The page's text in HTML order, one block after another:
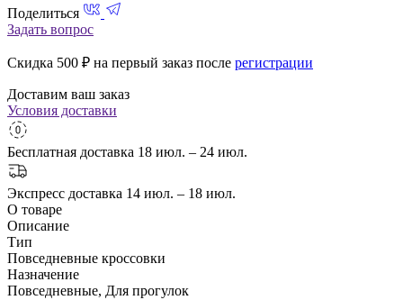
Поделиться
Задать вопрос
Скидка 500 ₽ на первый заказ после регистрации
Доставим ваш заказ
Условия доставки
Бесплатная доставка 18 июл. – 24 июл.
Экспресс доставка 14 июл. – 18 июл.
О товаре
Описание
Тип
Повседневные кроссовки
Назначение
Повседневные, Для прогулок